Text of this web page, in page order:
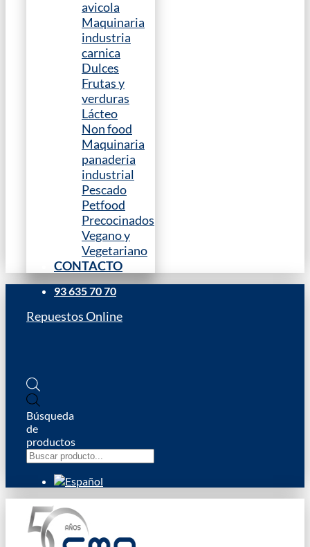
avicola
Maquinaria
industria
carnica
Dulces
Frutas y
verduras
Lácteo
Non food
Maquinaria
panaderia
industrial
Pescado
Petfood
Precocinados
Vegano y
Vegetariano
CONTACTO
93 635 70 70
Repuestos Online
Búsqueda
de
productos